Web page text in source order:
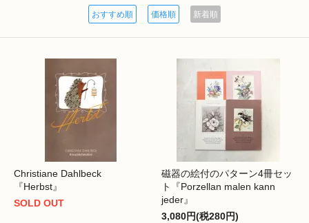
おすすめ順 価格順 新着順
Christiane Dahlbeck
『Herbst』
SOLD OUT
磁器の絵付のパターン4冊セッ
ト『Porzellan malen kann
jeder』
3,080円(税280円)